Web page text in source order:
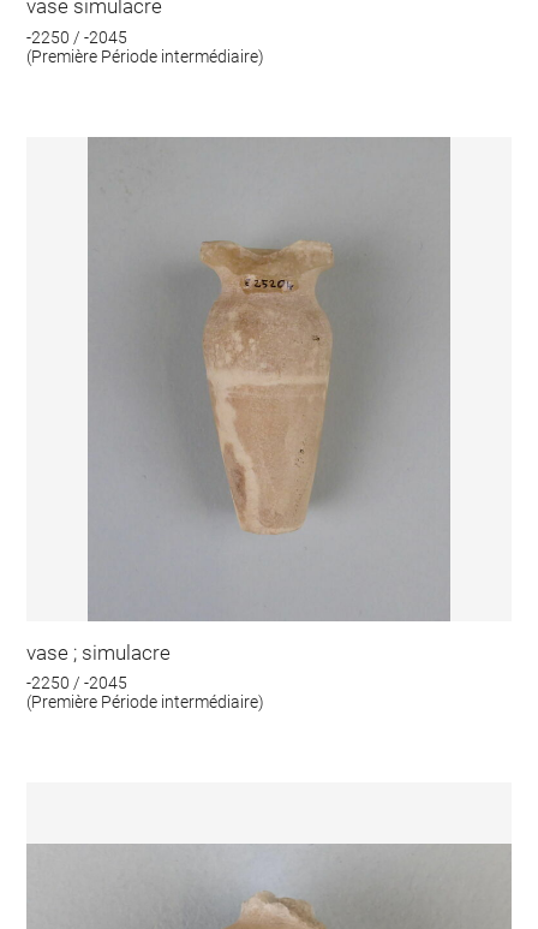
vase simulacre
-2250 / -2045
(Première Période intermédiaire)
vase ; simulacre
-2250 / -2045
(Première Période intermédiaire)